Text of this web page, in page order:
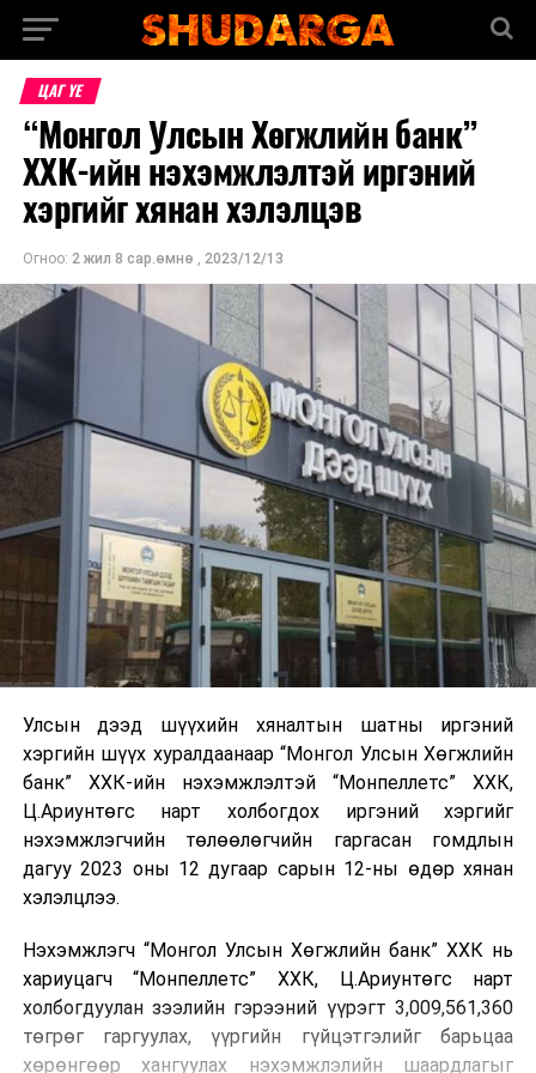
ЦАГ ҮЕ
“Монгол Улсын Хөгжлийн банк”
ХХК-ийн нэхэмжлэлтэй иргэний
хэргийг хянан хэлэлцэв
Огноо: 2 жил 8 сар.өмнө , 2023/12/13
Улсын дээд шүүхийн хяналтын шатны иргэний
хэргийн шүүх хуралдаанаар “Монгол Улсын Хөгжлийн
банк” ХХК-ийн нэхэмжлэлтэй “Монпеллетс” ХХК,
Ц.Ариунтөгс нарт холбогдох иргэний хэргийг
нэхэмжлэгчийн төлөөлөгчийн гаргасан гомдлын
дагуу 2023 оны 12 дугаар сарын 12-ны өдөр хянан
хэлэлцлээ.
Нэхэмжлэгч “Монгол Улсын Хөгжлийн банк” ХХК нь
хариуцагч “Монпеллетс” ХХК, Ц.Ариунтөгс нарт
холбогдуулан зээлийн гэрээний үүрэгт 3,009,561,360
төгрөг гаргуулах, үүргийн гүйцэтгэлийг барьцаа
хөрөнгөөр хангуулах нэхэмжлэлийн шаардлагыг